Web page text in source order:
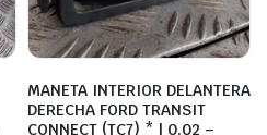
MANETA INTERIOR DELANTERA
DERECHA FORD TRANSIT
CONNECT (TC7) * | 0.02 –